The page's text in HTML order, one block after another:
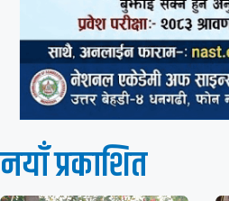
नयाँ प्रकाशित